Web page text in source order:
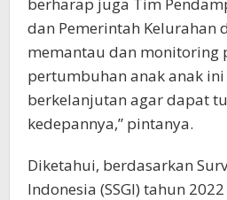
dan Pemerintah Kelurahan
memantau dan monitoring
pertumbuhan anak anak ini
berkelanjutan agar dapat
kedepannya,” pintanya.
Diketahui, berdasarkan
Indonesia (SSGI) tahun